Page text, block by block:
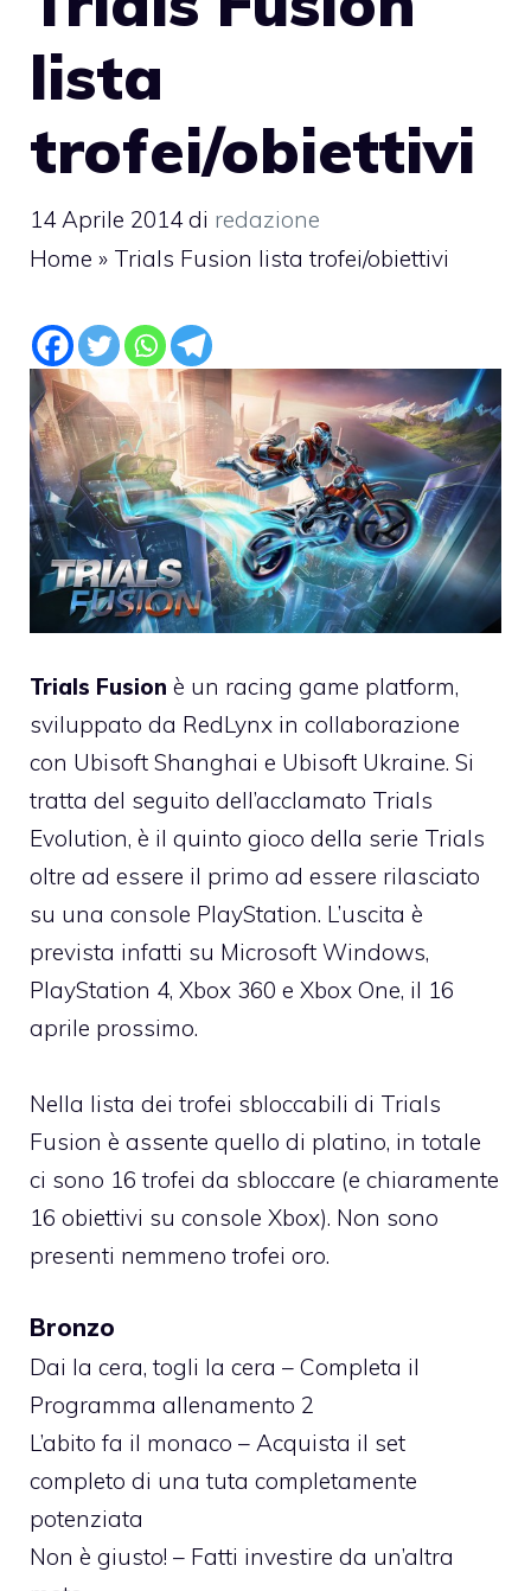
lista
trofei/obiettivi
14 Aprile 2014 di redazione
Home » Trials Fusion lista trofei/obiettivi
Trials Fusion è un racing game platform,
sviluppato da RedLynx in collaborazione
con Ubisoft Shanghai e Ubisoft Ukraine. Si
tratta del seguito dell’acclamato Trials
Evolution, è il quinto gioco della serie Trials
oltre ad essere il primo ad essere rilasciato
su una console PlayStation. L’uscita è
prevista infatti su Microsoft Windows,
PlayStation 4, Xbox 360 e Xbox One, il 16
aprile prossimo.
Nella lista dei trofei sbloccabili di Trials
Fusion è assente quello di platino, in totale
ci sono 16 trofei da sbloccare (e chiaramente
16 obiettivi su console Xbox). Non sono
presenti nemmeno trofei oro.
Bronzo
Dai la cera, togli la cera – Completa il
Programma allenamento 2
L’abito fa il monaco – Acquista il set
completo di una tuta completamente
potenziata
Non è giusto! – Fatti investire da un’altra